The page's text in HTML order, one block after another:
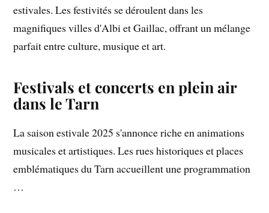
estivales. Les festivités se déroulent dans les
magnifiques villes d'Albi et Gaillac, offrant un mélange
parfait entre culture, musique et art.
Festivals et concerts en plein air
dans le Tarn
La saison estivale 2025 s'annonce riche en animations
musicales et artistiques. Les rues historiques et places
emblématiques du Tarn accueillent une programmation
…